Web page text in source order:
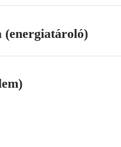
(energiatároló)